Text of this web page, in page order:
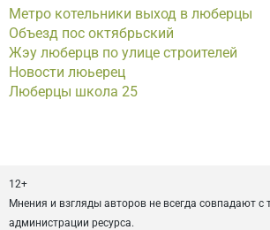
Метро котельники выход в люберцы
Объезд пос октябрьский
Жэу люберцв по улице строителей
Новости люьерец
Люберцы школа 25
12+
Мнения и взгляды авторов не всегда совпадают с
администрации ресурса.